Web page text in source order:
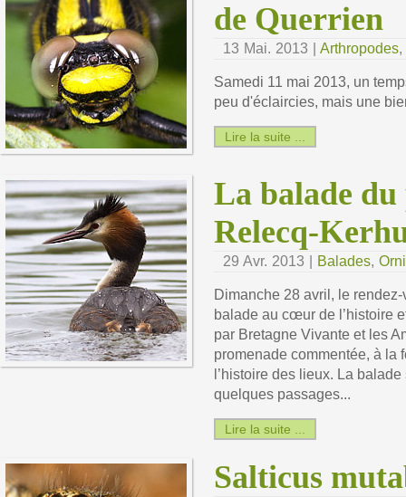
de Querrien
13 Mai. 2013 | Arthropodes,
Samedi 11 mai 2013, un
peu d'éclaircies, mais une
Lire la suite ...
La balade
Relecq-
29 Avr. 2013 | Balades,
Dimanche 28 avril, le
balade au cœur de l’histoire
par Bretagne Vivante et les
promenade commentée, à la
l’histoire des lieux. La
quelques passages...
Lire la suite ...
Salticus